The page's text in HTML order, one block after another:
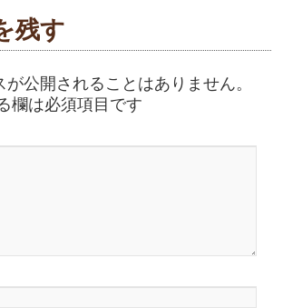
残す
が公開されることはありません。
欄は必須項目です